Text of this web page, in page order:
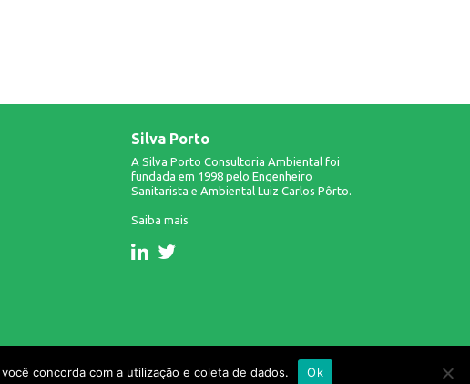
Silva Porto
A Silva Porto Consultoria Ambiental foi
fundada em 1998 pelo Engenheiro
Sanitarista e Ambiental Luiz Carlos Pôrto.
Saiba mais
concorda com a utilização e coleta de dados. Ok